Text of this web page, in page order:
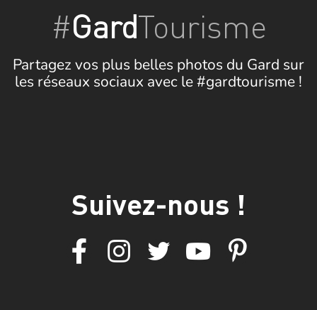
#GardTourisme
Partagez vos plus belles photos du Gard sur
les réseaux sociaux avec le #gardtourisme !
Suivez-nous !